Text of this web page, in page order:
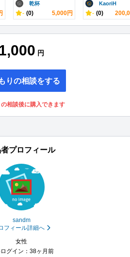
乾杯
- (0) 5,000円
KaoriH
- (0)
円
りの相談をする
の相談後に購入できます
プロフィール
sandm
フィール詳細へ
女性
グイン：38ヶ月前